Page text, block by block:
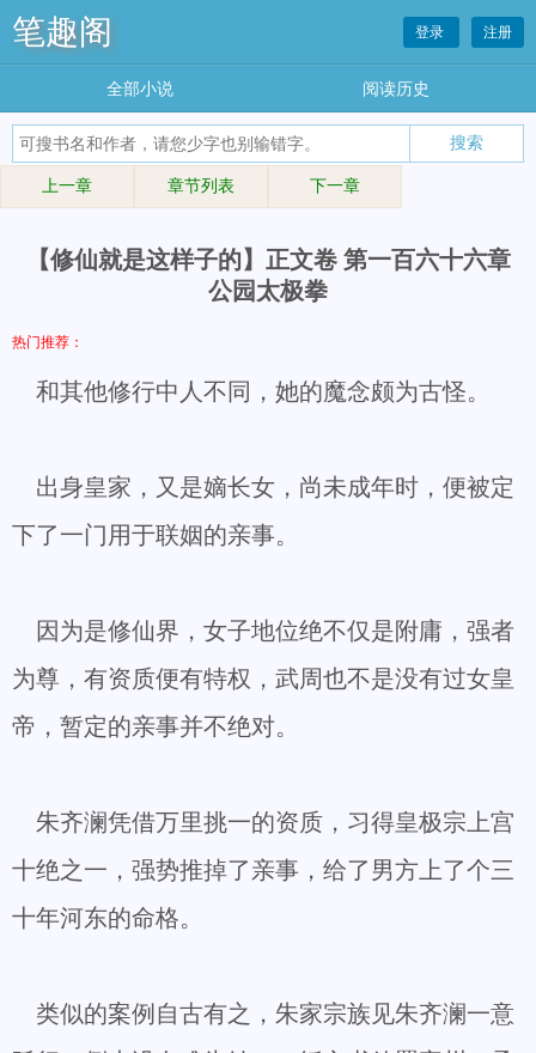
笔趣阁 登录 注册
全部小说 阅读历史
上一章 章节列表 下一章
【修仙就是这样子的】正文卷 第一百六十六章
公园太极拳
热门推荐：
和其他修行中人不同，她的魔念颇为古怪。
出身皇家，又是嫡长女，尚未成年时，便被定
下了一门用于联姻的亲事。
因为是修仙界，女子地位绝不仅是附庸，强者
为尊，有资质便有特权，武周也不是没有过女皇
帝，暂定的亲事并不绝对。
朱齐澜凭借万里挑一的资质，习得皇极宗上宫
十绝之一，强势推掉了亲事，给了男方上了个三
十年河东的命格。
类似的案例自古有之，朱家宗族见朱齐澜一意